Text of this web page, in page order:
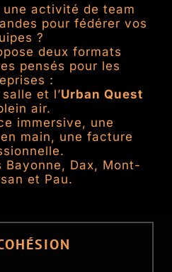
activité de team
pour fédérer vos
?
deux formats
pensés pour les
:
et l’Urban Quest
air.
immersive, une
main, une facture
Bayonne, Dax, Mont-
et Pau.